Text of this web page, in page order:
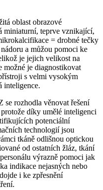
oblast obrazové
miniaturní, teprve vznikající,
= drobné tečky
a můžou pomoci ke
je jejich velikost na
možné je diagnostikovat
s velmi vysokým
inteligence.
rozhodla věnovat řešení
díky umělé inteligenci
potenciální
technologií jsou
tkáně odlišnou optickou
od ostatních žláz, tkání
výrazně pomoci jak
indikace nejasných nebo
i ke zpřesnění